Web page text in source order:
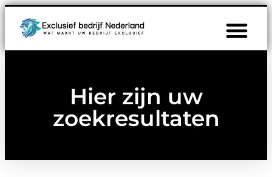
Hier zijn uw
zoekresultaten